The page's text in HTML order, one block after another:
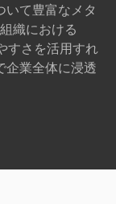
て豊富なメタ
織における
すさを活用すれ
企業全体に浸透